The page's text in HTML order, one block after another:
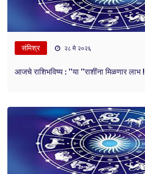
संमिश्र २८ मे २०२६
आजचे राशिभविष्य : ''या ''राशींना मिळणार लाभ !